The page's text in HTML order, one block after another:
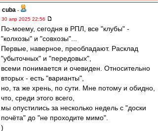
cuba -
30 апр 2025 22:56
По-моему, сегодня в РПЛ, все "клубы" -
"колхозы" и "совхозы"...
Первые, наверное, преобладают. Расклад
"убыточных" и "передовых",
всеми понимается и очевиден. Относительно
вторых - есть "варианты",
но, та же хрень, по сути. Мне потому и обидно,
что, среди этого всего,
мы опустились за несколько недель с "доски
почёта" до "не проходите мимо".
)